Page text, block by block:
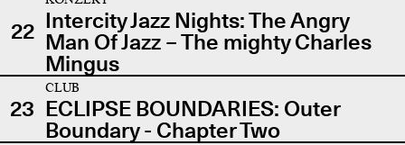
22 Intercity Jazz Nights: The Angry
Man Of Jazz – The mighty Charles
Mingus
23
CLUB
ECLIPSE BOUNDARIES: Outer
Boundary - Chapter Two